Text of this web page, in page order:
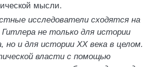
мысли.
исследователи сходятся на
не только для истории
но и для истории XX века в целом.
власти с помощью